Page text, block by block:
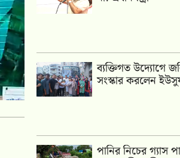
ব্যক্তিগত উদ্যোগে
সংস্কার করলেন
পানির নিচের গ্যাস